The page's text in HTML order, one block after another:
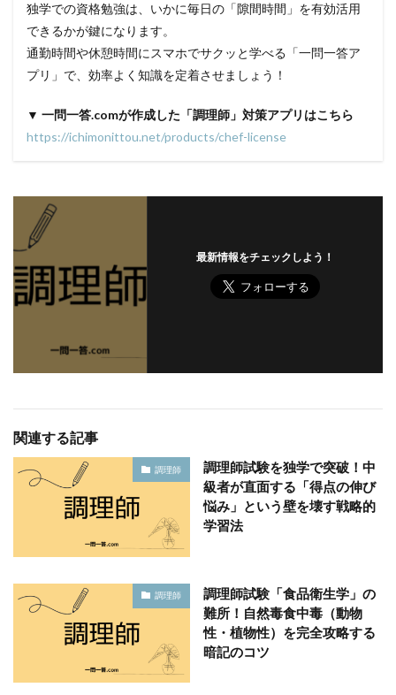
独学での資格勉強は、いかに毎日の「隙間時間」を有効活用
できるかが鍵になります。
通勤時間や休憩時間にスマホでサクッと学べる「一問一答ア
プリ」で、効率よく知識を定着させましょう！
▼ 一問一答.comが作成した「調理師」対策アプリはこちら
https://ichimonittou.net/products/chef-license
最新情報をチェックしよう！
関連する記事
調理師
調理師試験を独学で突破！中
級者が直面する「得点の伸び
悩み」という壁を壊す戦略的
学習法
調理師
調理師試験「食品衛生学」の
難所！自然毒食中毒（動物
性・植物性）を完全攻略する
暗記のコツ